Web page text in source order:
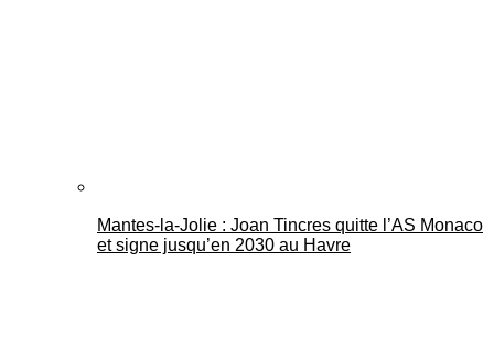
Mantes-la-Jolie : Joan Tincres quitte l’AS Monaco
et signe jusqu’en 2030 au Havre